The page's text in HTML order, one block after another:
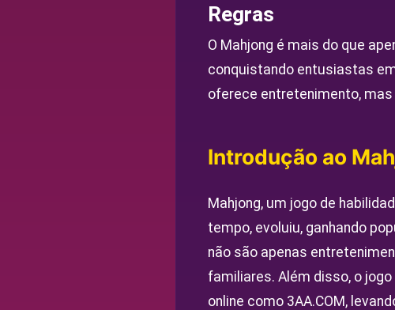
Regras
O Mahjong é mais do que
conquistando entusiastas
oferece entretenimento,
Introdução ao
Mahjong, um jogo de
tempo, evoluiu, ganhando
não são apenas
familiares. Além disso, o
online como 3AA.COM,